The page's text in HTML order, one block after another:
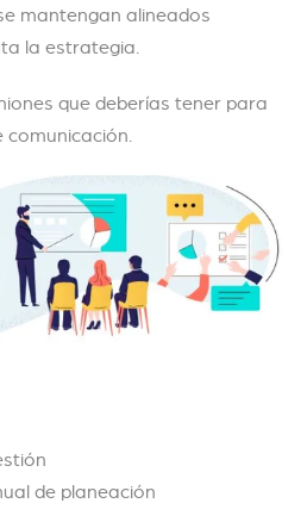
mantengan alineados
la estrategia.
que deberías tener para
de planeación